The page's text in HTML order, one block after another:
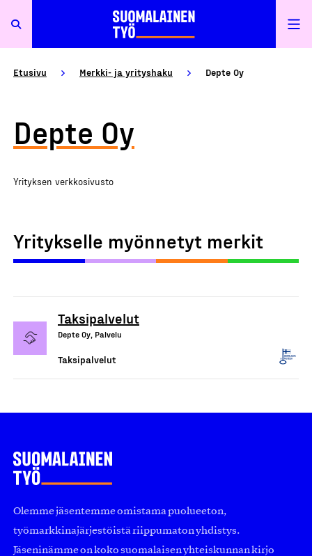
Etusivu Merkki- ja yrityshaku Depte Oy
Depte Oy
Yrityksen verkkosivusto
Yritykselle myönnetyt merkit
Taksipalvelut
Depte Oy, Palvelu
Taksipalvelut
Olemme jäsentemme omistama puolueeton,
työmarkkinajärjestöistä riippumaton yhdistys.
Jäseninämme on koko suomalaisen yhteiskunnan kirjo